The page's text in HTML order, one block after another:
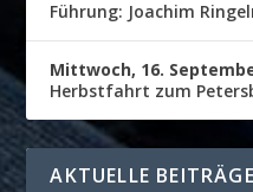
Führung: Joachim
Mittwoch, 16.
Herbstfahrt zum
AKTUELLE BEITRÄGE